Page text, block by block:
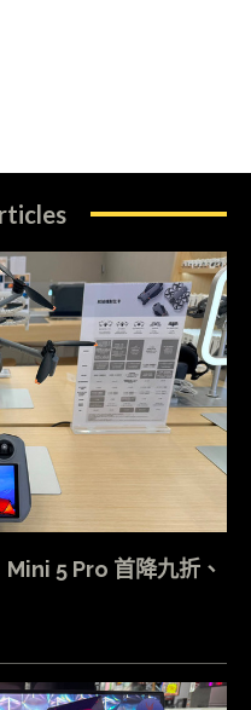
Mini 5 Pro 首降九折、